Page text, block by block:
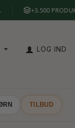
+3.500
LOG IND
TILBUD